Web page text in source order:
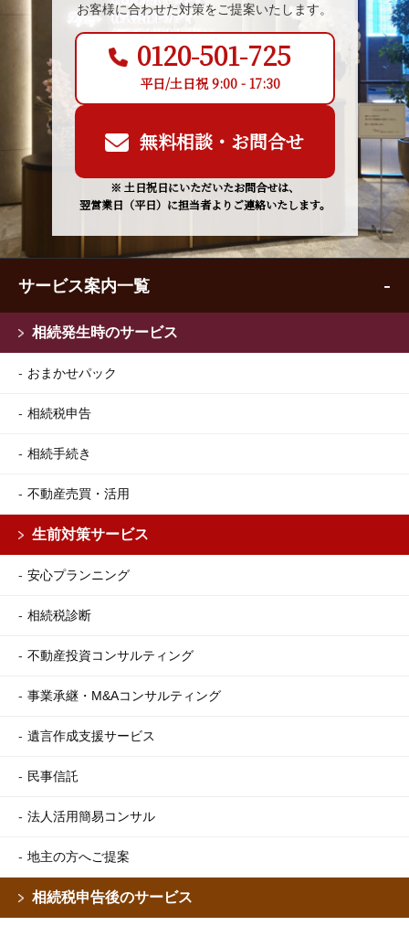
お客様に合わせた対策をご提案いたします。
0120-501-725
平日/土日祝 9:00 - 17:30
無料相談・お問合せ
※ 土日祝日にいただいたお問合せは、
翌営業日（平日）に担当者よりご連絡いたします。
サービス案内一覧
相続発生時のサービス
おまかせパック
相続税申告
相続手続き
不動産売買・活用
生前対策サービス
安心プランニング
相続税診断
不動産投資コンサルティング
事業承継・M&Aコンサルティング
遺言作成支援サービス
民事信託
法人活用簡易コンサル
地主の方へご提案
相続税申告後のサービス